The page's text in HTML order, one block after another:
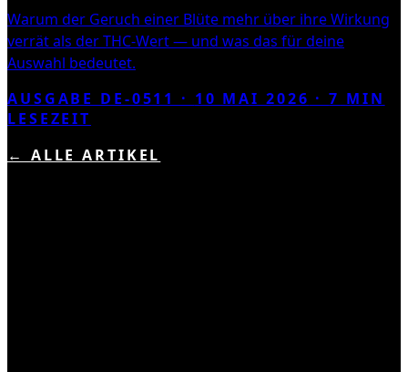
Warum der Geruch einer Blüte mehr über ihre Wirkung
verrät als der THC-Wert — und was das für deine
Auswahl bedeutet.
AUSGABE DE-0511 · 10 MAI 2026 ·7 MIN
LESEZEIT
← ALLE ARTIKEL